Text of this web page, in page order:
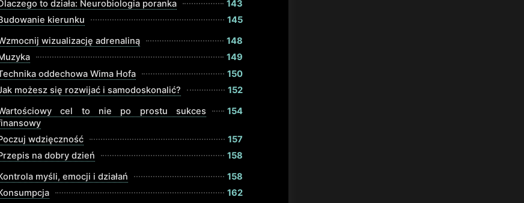
to działa: Neurobiologia poranka
143
kierunku
145
wizualizację adrenaliną
148
149
oddechowa Wima Hofa
150
możesz się rozwijać i samodoskonalić?
152
cel to nie po prostu sukces
154
wdzięczność
157
na dobry dzień
158
myśli, emocji i działań
158
162